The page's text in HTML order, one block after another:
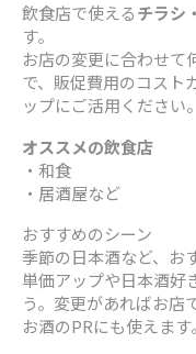
飲食店で使えるチラシ
す。
お店の変更に合わせて
で、販促費用のコスト
ップにご活用ください。
オススメの飲食店
・和食
・居酒屋など
おすすめのシーン
季節の日本酒など、お
単価アップや日本酒好
う。変更があればお店
お酒のPRにも使えます。